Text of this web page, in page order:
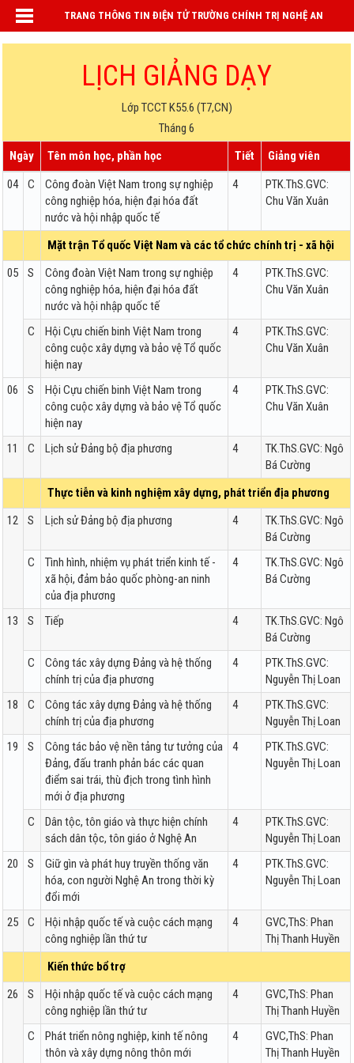
TRANG THÔNG TIN ĐIỆN TỬ TRƯỜNG CHÍNH TRỊ NGHỆ AN
LỊCH GIẢNG DẠY
Lớp TCCT K55.6 (T7,CN)
Tháng 6
Ngày
Tên môn học, phần học Tiết
Giảng viên
04
C
Công đoàn Việt Nam trong sự nghiệp
công nghiệp hóa, hiện đại hóa đất
nước và hội nhập quốc tế
4
PTK.ThS.GVC:
Chu Văn Xuân
Mặt trận Tổ quốc Việt Nam và các tổ chức chính trị - xã hội
05
S
Công đoàn Việt Nam trong sự nghiệp
công nghiệp hóa, hiện đại hóa đất
nước và hội nhập quốc tế
4
PTK.ThS.GVC:
Chu Văn Xuân
C
Hội Cựu chiến binh Việt Nam trong
công cuộc xây dựng và bảo vệ Tổ quốc
hiện nay
4
PTK.ThS.GVC:
Chu Văn Xuân
06 S
Hội Cựu chiến binh Việt Nam trong
công cuộc xây dựng và bảo vệ Tổ quốc
hiện nay
4
PTK.ThS.GVC:
Chu Văn Xuân
11 C Lịch sử Đảng bộ địa phương 4
TK.ThS.GVC: Ngô
Bá Cường
Thực tiễn và kinh nghiệm xây dựng, phát triển địa phương
12
S Lịch sử Đảng bộ địa phương 4
TK.ThS.GVC: Ngô
Bá Cường
C
Tình hình, nhiệm vụ phát triển kinh tế -
xã hội, đảm bảo quốc phòng-an ninh
của địa phương
4
TK.ThS.GVC: Ngô
Bá Cường
13 S Tiếp 4
TK.ThS.GVC: Ngô
Bá Cường
C
Công tác xây dựng Đảng và hệ thống
chính trị của địa phương
4
PTK.ThS.GVC:
Nguyễn Thị Loan
18
C
Công tác xây dựng Đảng và hệ thống
chính trị của địa phương
4
PTK.ThS.GVC:
Nguyễn Thị Loan
19
S
Công tác bảo vệ nền tảng tư tưởng của
Đảng, đấu tranh phản bác các quan
điểm sai trái, thù địch trong tình hình
mới ở địa phương
4
PTK.ThS.GVC:
Nguyễn Thị Loan
C
Dân tộc, tôn giáo và thực hiện chính
sách dân tộc, tôn giáo ở Nghệ An
4
PTK.ThS.GVC:
Nguyễn Thị Loan
20
S
Giữ gìn và phát huy truyền thống văn
hóa, con người Nghệ An trong thời kỳ
đổi mới
4
PTK.ThS.GVC:
Nguyễn Thị Loan
25 C
Hội nhập quốc tế và cuộc cách mạng
công nghiệp lần thứ tư
4
GVC,ThS: Phan
Thị Thanh Huyền
Kiến thức bổ trợ
26
S
Hội nhập quốc tế và cuộc cách mạng
công nghiệp lần thứ tư
4
GVC,ThS: Phan
Thị Thanh Huyền
C
Phát triển nông nghiệp, kinh tế nông
thôn và xây dựng nông thôn mới
4
GVC,ThS: Phan
Thị Thanh Huyền